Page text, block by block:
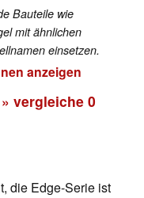
Bauteile wie
mit ähnlichen
einsetzen.
anzeigen
» vergleiche 0
die Edge-Serie ist